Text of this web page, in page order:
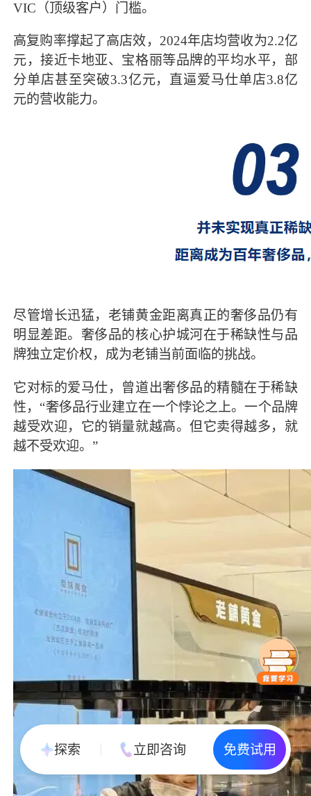
VIC（顶级客户）门槛。
高复购率撑起了高店效，2024年店均营收为2.2亿
元，接近卡地亚、宝格丽等品牌的平均水平，部
分单店甚至突破3.3亿元，直逼爱马仕单店3.8亿
元的营收能力。
尽管增长迅猛，老铺黄金距离真正的奢侈品仍有
明显差距。奢侈品的核心护城河在于稀缺性与品
牌独立定价权，成为老铺当前面临的挑战。
它对标的爱马仕，曾道出奢侈品的精髓在于稀缺
性，“奢侈品行业建立在一个悖论之上。一个品牌
越受欢迎，它的销量就越高。但它卖得越多，就
越不受欢迎。”
探索 立即咨询 免费试用